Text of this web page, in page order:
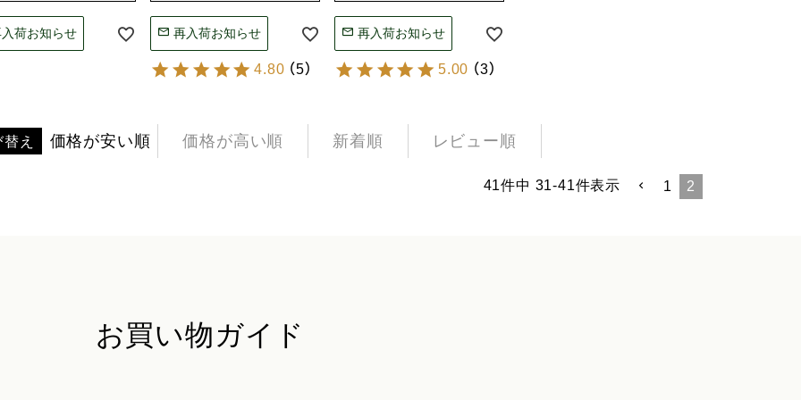
荷お知らせ 再入荷お知らせ
4.80 （5）
再入荷お知らせ
5.00 （3）
え 価格が安い順 価格が高い順 新着順 レビュー順
41件中 31-41件表示 1 2
お買い物ガイド